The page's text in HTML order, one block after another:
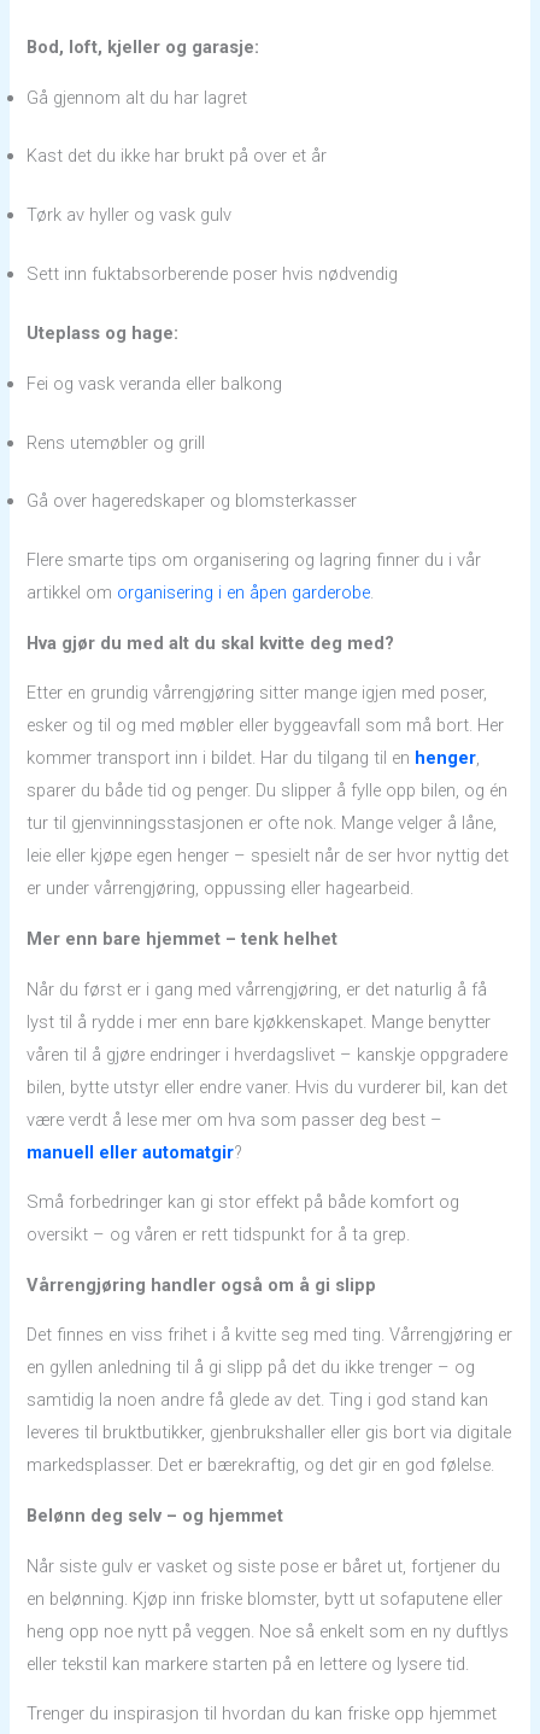
Bod, loft, kjeller og garasje:
Gå gjennom alt du har lagret
Kast det du ikke har brukt på over et år
Tørk av hyller og vask gulv
Sett inn fuktabsorberende poser hvis nødvendig
Uteplass og hage:
Fei og vask veranda eller balkong
Rens utemøbler og grill
Gå over hageredskaper og blomsterkasser
Flere smarte tips om organisering og lagring finner du i vår
artikkel om organisering i en åpen garderobe.
Hva gjør du med alt du skal kvitte deg med?
Etter en grundig vårrengjøring sitter mange igjen med poser,
esker og til og med møbler eller byggeavfall som må bort. Her
kommer transport inn i bildet. Har du tilgang til en henger,
sparer du både tid og penger. Du slipper å fylle opp bilen, og én
tur til gjenvinningsstasjonen er ofte nok. Mange velger å låne,
leie eller kjøpe egen henger – spesielt når de ser hvor nyttig det
er under vårrengjøring, oppussing eller hagearbeid.
Mer enn bare hjemmet – tenk helhet
Når du først er i gang med vårrengjøring, er det naturlig å få
lyst til å rydde i mer enn bare kjøkkenskapet. Mange benytter
våren til å gjøre endringer i hverdagslivet – kanskje oppgradere
bilen, bytte utstyr eller endre vaner. Hvis du vurderer bil, kan det
være verdt å lese mer om hva som passer deg best –
manuell eller automatgir?
Små forbedringer kan gi stor effekt på både komfort og
oversikt – og våren er rett tidspunkt for å ta grep.
Vårrengjøring handler også om å gi slipp
Det finnes en viss frihet i å kvitte seg med ting. Vårrengjøring er
en gyllen anledning til å gi slipp på det du ikke trenger – og
samtidig la noen andre få glede av det. Ting i god stand kan
leveres til bruktbutikker, gjenbrukshaller eller gis bort via digitale
markedsplasser. Det er bærekraftig, og det gir en god følelse.
Belønn deg selv – og hjemmet
Når siste gulv er vasket og siste pose er båret ut, fortjener du
en belønning. Kjøp inn friske blomster, bytt ut sofaputene eller
heng opp noe nytt på veggen. Noe så enkelt som en ny duftlys
eller tekstil kan markere starten på en lettere og lysere tid.
Trenger du inspirasjon til hvordan du kan friske opp hjemmet